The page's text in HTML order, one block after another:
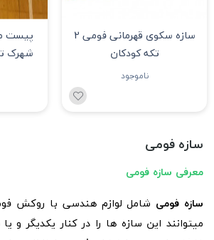
سازه سکوی قهرمانی فومی 2
تکه کودکان
ناموجود
پیست
شهرک
سازه فومی
معرفی سازه فومی
سازه فومی شامل لوازم هندسی با روکش
میتوانند این سازه ها را در کنار یکدیگر و